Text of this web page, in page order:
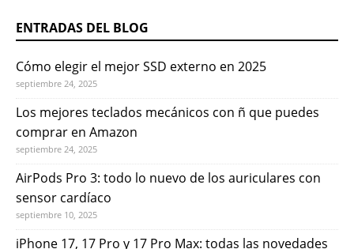
ENTRADAS DEL BLOG
Cómo elegir el mejor SSD externo en 2025
septiembre 24, 2025
Los mejores teclados mecánicos con ñ que puedes
comprar en Amazon
septiembre 24, 2025
AirPods Pro 3: todo lo nuevo de los auriculares con
sensor cardíaco
septiembre 10, 2025
iPhone 17, 17 Pro y 17 Pro Max: todas las novedades